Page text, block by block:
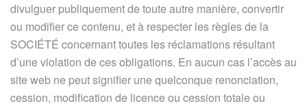
divulguer publiquement de toute autre manière, convertir
ou modifier ce contenu, et à respecter les règles de la
SOCIÉTÉ concernant toutes les réclamations résultant
d’une violation de ces obligations. En aucun cas l’accès au
site web ne peut signifier une quelconque renonciation,
cession, modification de licence ou cession totale ou